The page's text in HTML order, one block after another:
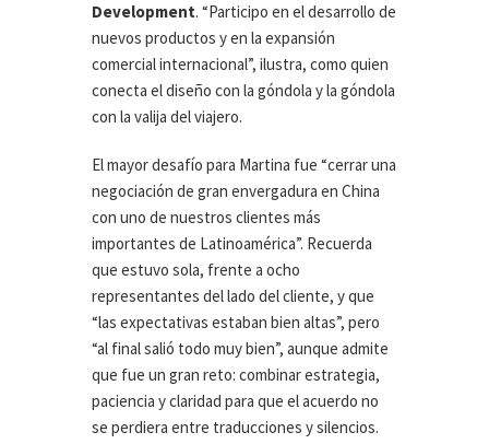
Development. “Participo en el desarrollo de
nuevos productos y en la expansión
comercial internacional”, ilustra, como quien
conecta el diseño con la góndola y la góndola
con la valija del viajero.
El mayor desafío para Martina fue “cerrar una
negociación de gran envergadura en China
con uno de nuestros clientes más
importantes de Latinoamérica”. Recuerda
que estuvo sola, frente a ocho
representantes del lado del cliente, y que
“las expectativas estaban bien altas”, pero
“al final salió todo muy bien”, aunque admite
que fue un gran reto: combinar estrategia,
paciencia y claridad para que el acuerdo no
se perdiera entre traducciones y silencios.